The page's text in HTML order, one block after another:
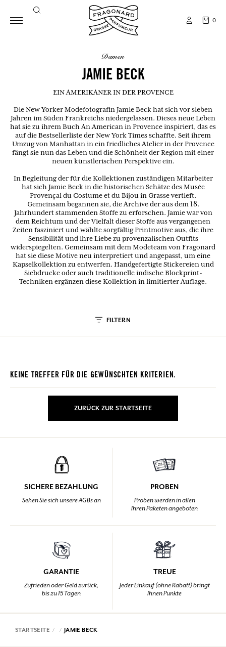
0
damen
JAMIE BECK
EIN AMERIKANER IN DER PROVENCE
Die New Yorker Modefotografin Jamie Beck hat sich vor sieben
Jahren im Süden Frankreichs niedergelassen. Dieses neue Leben
hat sie zu ihrem Buch An American in Provence inspiriert, das es
auf die Bestsellerliste der New York Times schaffte. Seit ihrem
Umzug von Manhattan in ein friedliches Atelier in der Provence
fängt sie nun das Leben und die Schönheit der Region mit einer
neuen künstlerischen Perspektive ein.
In Begleitung der für die Kollektionen zuständigen Mitarbeiter
hat sich Jamie Beck in die historischen Schätze des Musée
Provençal du Costume et du Bijou in Grasse vertieft.
Gemeinsam begannen sie, die Archive der aus dem 18.
Jahrhundert stammenden Stoffe zu erforschen. Jamie war von
dem Reichtum und der Vielfalt dieser Stoffe aus vergangenen
Zeiten fasziniert und wählte sorgfältig Printmotive aus, die ihre
Sensibilität und ihre Liebe zu provenzalischen Outfits
widerspiegelten. Gemeinsam mit dem Modeteam von Fragonard
hat sie diese Motive neu interpretiert und angepasst, um eine
Kapselkollektion zu entwerfen. Handgefertigte Stickereien und
Siebdrucke oder auch traditionelle indische Blockprint-
Techniken ergänzen diese Kollektion in limitierter Auflage.
FILTERN
KEINE TREFFER FÜR DIE GEWÜNSCHTEN KRITERIEN.
ZURÜCK ZUR STARTSEITE
SICHERE BEZAHLUNG
Sehen Sie sich unsere AGBs an
PROBEN
Proben werden in allen
Ihren Paketen angeboten
GARANTIE
Zufrieden oder Geld zurück,
bis zu 15 Tagen
TREUE
Jeder Einkauf (ohne Rabatt) bringt
Ihnen Punkte
STARTSEITE JAMIE BECK